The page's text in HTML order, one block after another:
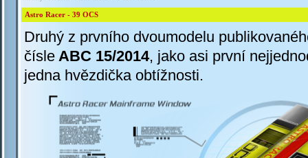
Astro Racer - 39 OCS
Druhý z prvního dvoumodelu
čísle ABC 15/2014, jako asi první
jedna hvězdička obtížnosti.